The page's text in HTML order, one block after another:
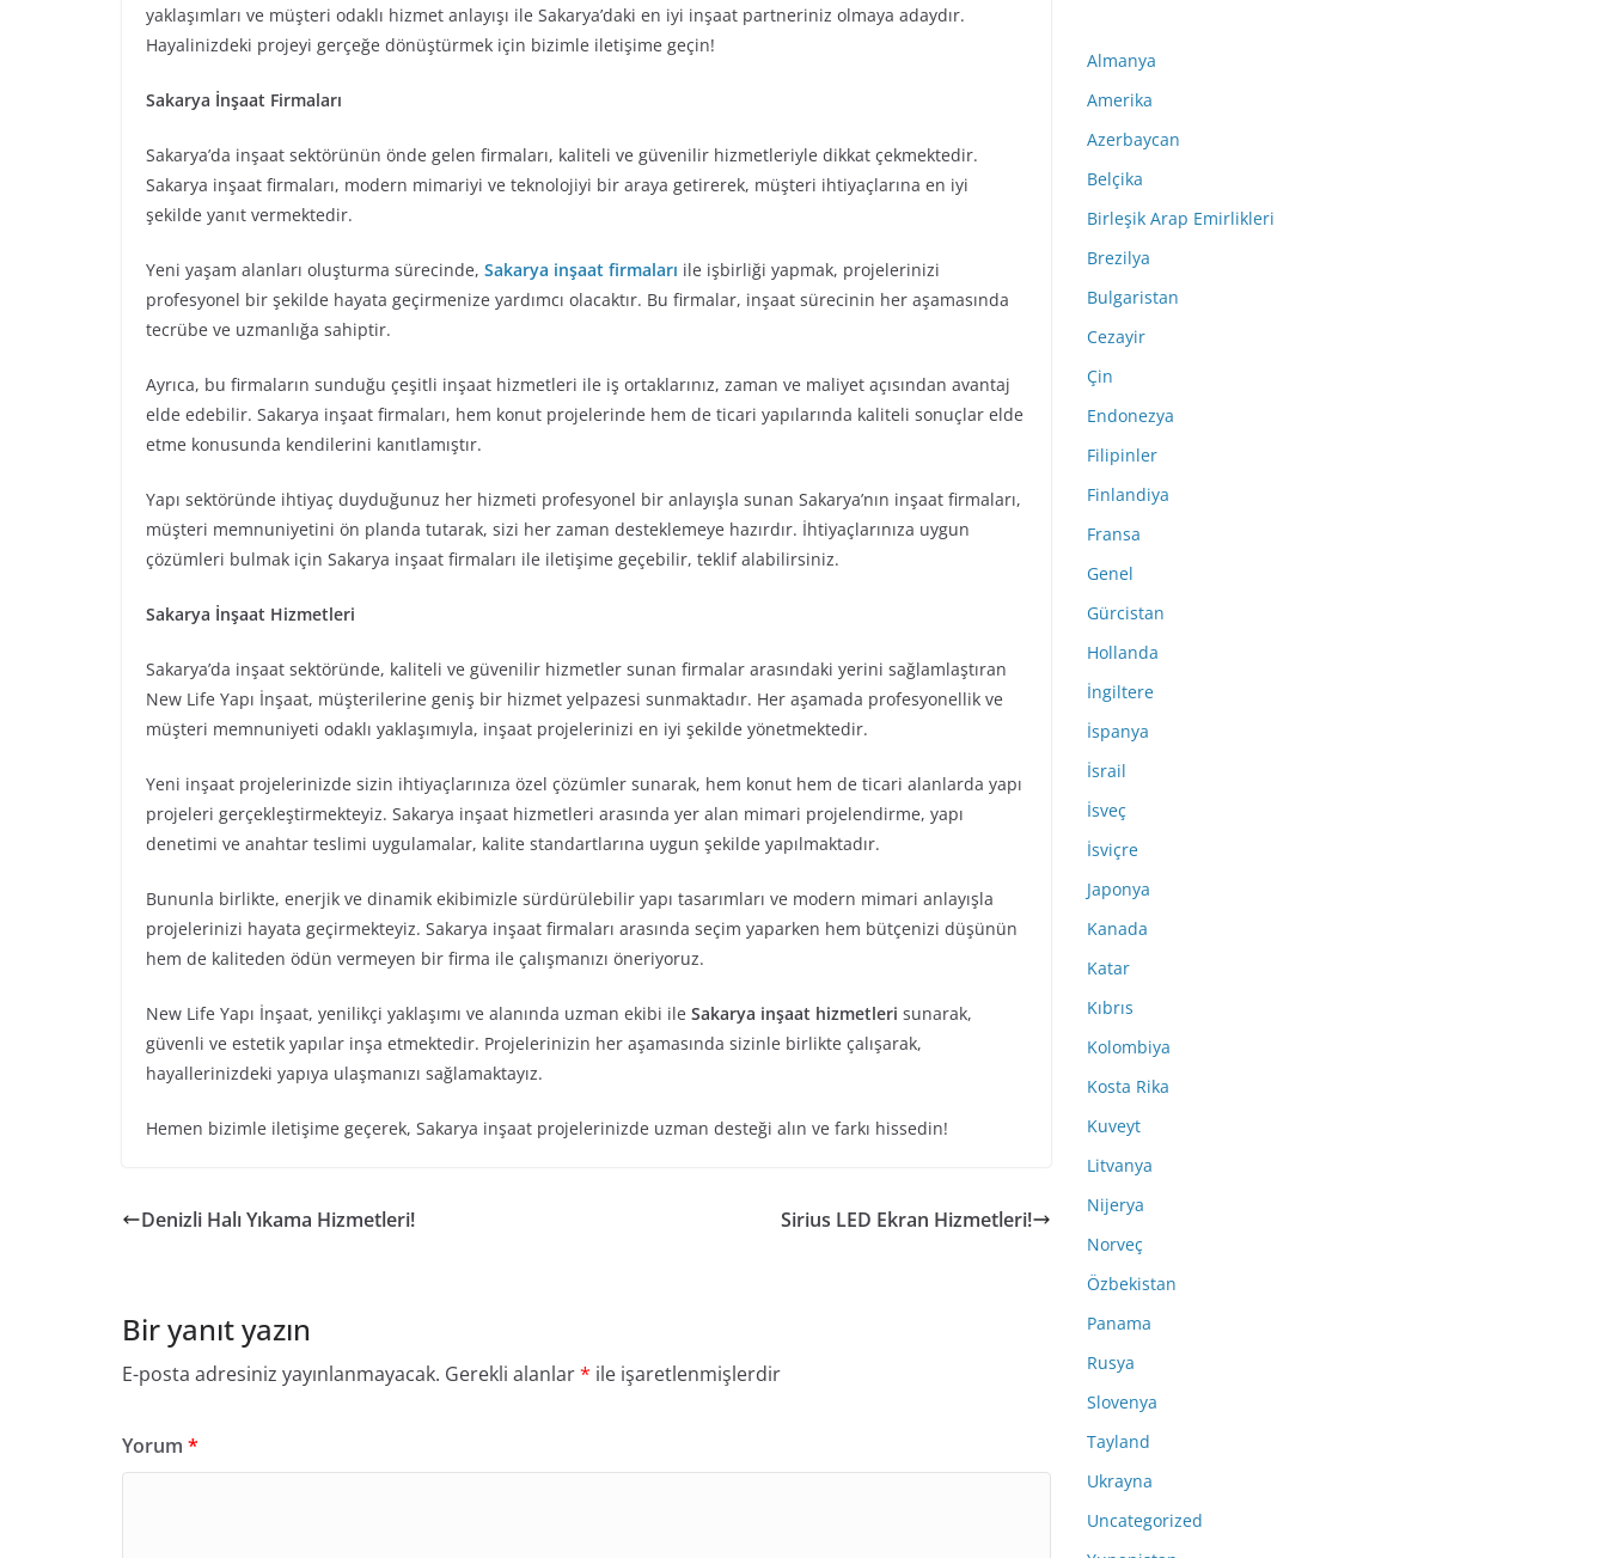
yaklaşımları ve müşteri odaklı hizmet anlayışı ile Sakarya’daki en iyi inşaat partneriniz olmaya adaydır.
Hayalinizdeki projeyi gerçeğe dönüştürmek için bizimle iletişime geçin!
Sakarya İnşaat Firmaları
Sakarya’da inşaat sektörünün önde gelen firmaları, kaliteli ve güvenilir hizmetleriyle dikkat çekmektedir.
Sakarya inşaat firmaları, modern mimariyi ve teknolojiyi bir araya getirerek, müşteri ihtiyaçlarına en iyi
şekilde yanıt vermektedir.
Yeni yaşam alanları oluşturma sürecinde, Sakarya inşaat firmaları ile işbirliği yapmak, projelerinizi
profesyonel bir şekilde hayata geçirmenize yardımcı olacaktır. Bu firmalar, inşaat sürecinin her aşamasında
tecrübe ve uzmanlığa sahiptir.
Ayrıca, bu firmaların sunduğu çeşitli inşaat hizmetleri ile iş ortaklarınız, zaman ve maliyet açısından avantaj
elde edebilir. Sakarya inşaat firmaları, hem konut projelerinde hem de ticari yapılarında kaliteli sonuçlar elde
etme konusunda kendilerini kanıtlamıştır.
Yapı sektöründe ihtiyaç duyduğunuz her hizmeti profesyonel bir anlayışla sunan Sakarya’nın inşaat firmaları,
müşteri memnuniyetini ön planda tutarak, sizi her zaman desteklemeye hazırdır. İhtiyaçlarınıza uygun
çözümleri bulmak için Sakarya inşaat firmaları ile iletişime geçebilir, teklif alabilirsiniz.
Sakarya İnşaat Hizmetleri
Sakarya’da inşaat sektöründe, kaliteli ve güvenilir hizmetler sunan firmalar arasındaki yerini sağlamlaştıran
New Life Yapı İnşaat, müşterilerine geniş bir hizmet yelpazesi sunmaktadır. Her aşamada profesyonellik ve
müşteri memnuniyeti odaklı yaklaşımıyla, inşaat projelerinizi en iyi şekilde yönetmektedir.
Yeni inşaat projelerinizde sizin ihtiyaçlarınıza özel çözümler sunarak, hem konut hem de ticari alanlarda yapı
projeleri gerçekleştirmekteyiz. Sakarya inşaat hizmetleri arasında yer alan mimari projelendirme, yapı
denetimi ve anahtar teslimi uygulamalar, kalite standartlarına uygun şekilde yapılmaktadır.
Bununla birlikte, enerjik ve dinamik ekibimizle sürdürülebilir yapı tasarımları ve modern mimari anlayışla
projelerinizi hayata geçirmekteyiz. Sakarya inşaat firmaları arasında seçim yaparken hem bütçenizi düşünün
hem de kaliteden ödün vermeyen bir firma ile çalışmanızı öneriyoruz.
New Life Yapı İnşaat, yenilikçi yaklaşımı ve alanında uzman ekibi ile Sakarya inşaat hizmetleri sunarak,
güvenli ve estetik yapılar inşa etmektedir. Projelerinizin her aşamasında sizinle birlikte çalışarak,
hayallerinizdeki yapıya ulaşmanızı sağlamaktayız.
Hemen bizimle iletişime geçerek, Sakarya inşaat projelerinizde uzman desteği alın ve farkı hissedin!
Denizli Halı Yıkama Hizmetleri! Sirius LED Ekran Hizmetleri!
Bir yanıt yazın
E-posta adresiniz yayınlanmayacak. Gerekli alanlar* ile işaretlenmişlerdir
Yorum *
Almanya
Amerika
Azerbaycan
Belçika
Birleşik Arap Emirlikleri
Brezilya
Bulgaristan
Cezayir
Çin
Endonezya
Filipinler
Finlandiya
Fransa
Genel
Gürcistan
Hollanda
İngiltere
İspanya
İsrail
İsveç
İsviçre
Japonya
Kanada
Katar
Kıbrıs
Kolombiya
Kosta Rika
Kuveyt
Litvanya
Nijerya
Norveç
Özbekistan
Panama
Rusya
Slovenya
Tayland
Ukrayna
Uncategorized